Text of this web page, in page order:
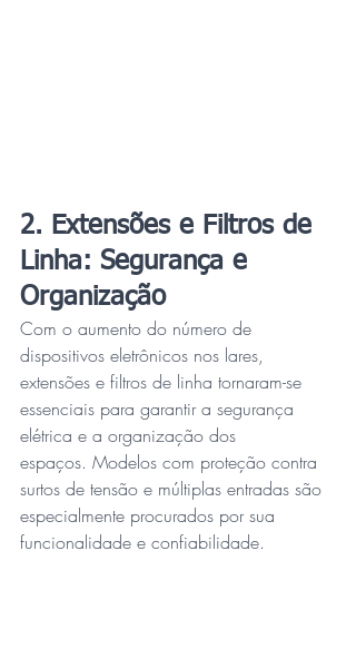
2. Extensões e Filtros de
Linha: Segurança e
Organização
Com o aumento do número de
dispositivos eletrônicos nos lares,
extensões e filtros de linha tornaram-se
essenciais para garantir a segurança
elétrica e a organização dos
espaços. Modelos com proteção contra
surtos de tensão e múltiplas entradas são
especialmente procurados por sua
funcionalidade e confiabilidade.